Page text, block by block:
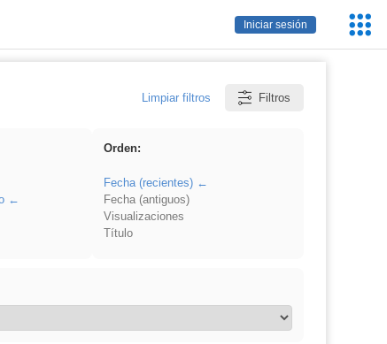
Iniciar sesión
Limpiar filtros Filtros
Orden:
Fecha (recientes)
Fecha (antiguos)
Visualizaciones
Título